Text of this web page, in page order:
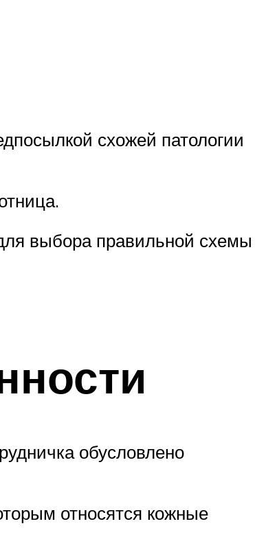
схожей патологии
выбора правильной схемы
обусловлено
относятся кожные